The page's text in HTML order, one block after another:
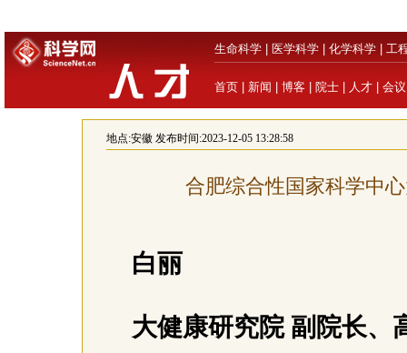
生命科学 医学科学 化学科学 工
首页 新闻 博客 院士 人才 会议
地点:安徽发布时间:2023-12-05 13:28:58
合肥综合性国家科学中
白丽
大健康研究院 副院长、